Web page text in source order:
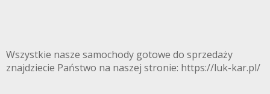
Wszystkie nasze samochody gotowe do sprzedaży
znajdziecie Państwo na naszej stronie: https://luk-kar.pl/